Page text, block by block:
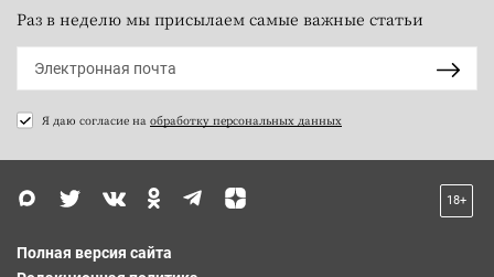
Раз в неделю мы присылаем самые важные статьи
Я даю согласие на обработку персональных данных
18+
Полная версия сайта